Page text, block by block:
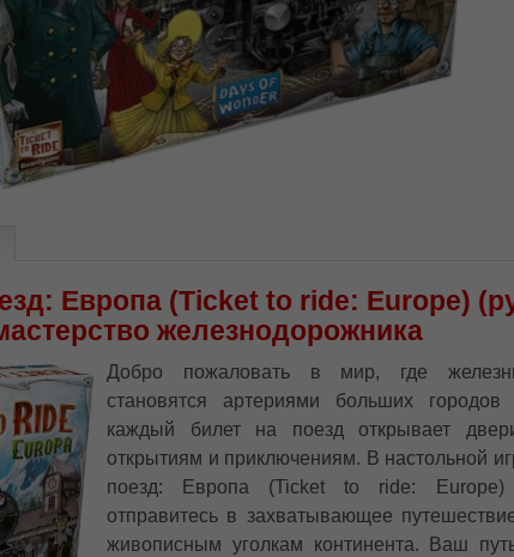
Европа (Ticket to ride: Europe)
железнодорожника
Добро пожаловать в мир, где
становятся артериями больших
каждый билет на поезд открывает
открытиям и приключениям. В настольной
поезд: Европа (Ticket to ride:
отправитесь в захватывающее
живописным уголкам континента. Ваш
ЯЗЫК САЙТА / LIMBA SITE-ULUI
Вас только один раз, далее сохраним Ваш выбор языка.
Vă vom deranja doar o singură dată, apoi vă vom salva alegerea limbii.
правом верхнем углу страницы.
doriți să schimbați limba site-ului, puteți oricând să faceți asta în colțul din
dreapta sus al paginii.
RO RU